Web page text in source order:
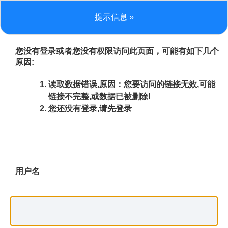
提示信息 »
您没有登录或者您没有权限访问此页面，可能有如下几个
原因:
读取数据错误,原因：您要访问的链接无效,可能
链接不完整,或数据已被删除!
您还没有登录,请先登录
用户名